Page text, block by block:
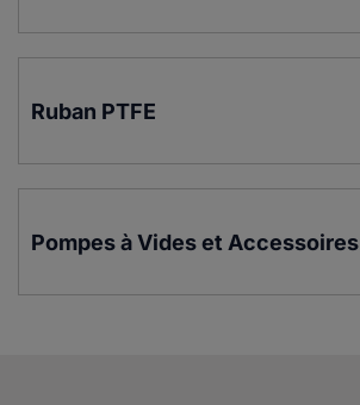
Ruban PTFE
Pompes à Vides et Accessoires